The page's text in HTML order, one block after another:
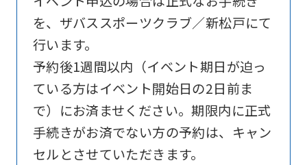
を、ザバススポーツクラブ／新松戸にて
行います。
予約後1週間以内（イベント期日が迫っ
ている方はイベント開始日の2日前ま
で）にお済ませください。期限内に正式
手続きがお済でない方の予約は、キャン
セルとさせていただきます。